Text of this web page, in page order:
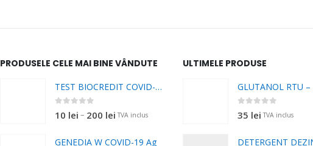
PRODUSELE CELE MAI BINE VÂNDUTE
TEST BIOCREDIT COVID-19Ag
10 lei – 200 leiInterval
prețuri:
TVA inclus
GENEDIA W COVID-19 Ag
ULTIMELE PRODUSE
35 lei TVA inclus